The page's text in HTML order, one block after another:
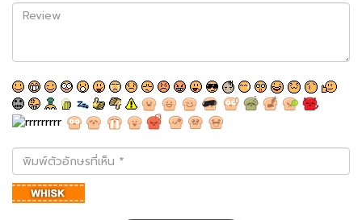
Review
พิมพ์
ตัว
อักษร
ที่